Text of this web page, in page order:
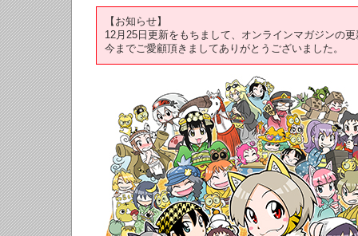
【お知らせ】
12月25日更新をもちまして、オンラインマガジンの
今までご愛顧頂きましてありがとうございました。